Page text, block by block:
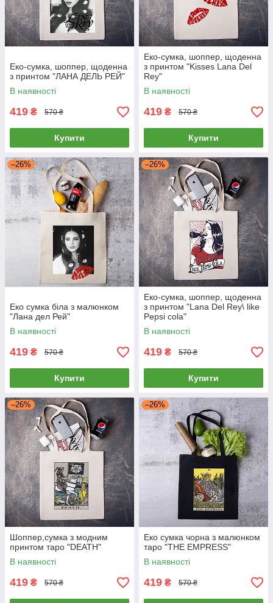
Еко-сумка, шоппер, щоденна
з принтом "ЛАНА ДЕЛЬ РЕЙ"
В наявності
419 ₴ 570 ₴
Купити
Еко-сумка, шоппер, щоденна
з принтом "Kisses Lana Del
Rey"
В наявності
419 ₴ 570 ₴
Купити
–26%
Еко сумка біла з малюнком
"Лана дел Рей"
В наявності
419 ₴ 570 ₴
Купити
–26%
Еко-сумка, шоппер, щоденна
з принтом "Lana Del Rey\ like
Pepsi cola"
В наявності
419 ₴ 570 ₴
Купити
–26%
Шоппер,сумка з модним
принтом таро "DEATH"
В наявності
419 ₴ 570 ₴
–26%
Еко сумка чорна з малюнком
таро "THE EMPRESS"
В наявності
419 ₴ 570 ₴